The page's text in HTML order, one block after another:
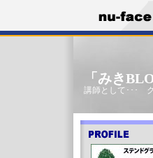
「みき
講師として･･･